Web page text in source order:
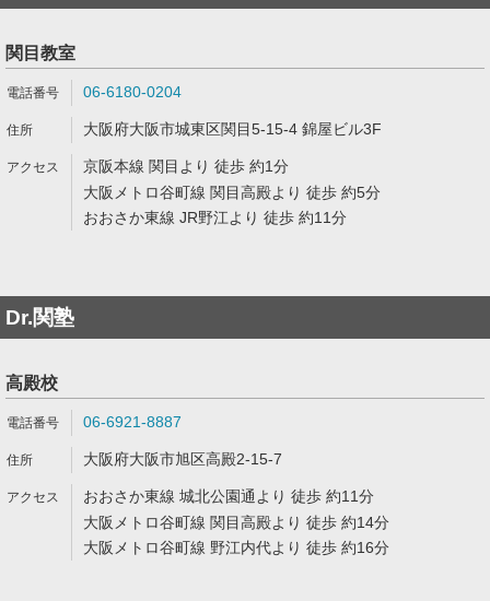
関目教室
06-6180-0204
大阪府大阪市城東区関目5-15-4 錦屋ビル3F
京阪本線 関目より 徒歩 約1分
大阪メトロ谷町線 関目高殿より 徒歩 約5分
おおさか東線 JR野江より 徒歩 約11分
Dr.関塾
高殿校
06-6921-8887
大阪府大阪市旭区高殿2-15-7
おおさか東線 城北公園通より 徒歩 約11分
大阪メトロ谷町線 関目高殿より 徒歩 約14分
大阪メトロ谷町線 野江内代より 徒歩 約16分